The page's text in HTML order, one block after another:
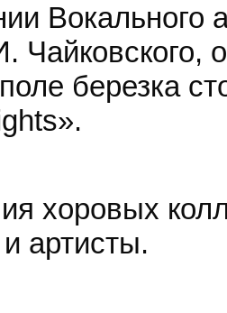
Вокального
Чайковского,
березка
хоровых
артисты.